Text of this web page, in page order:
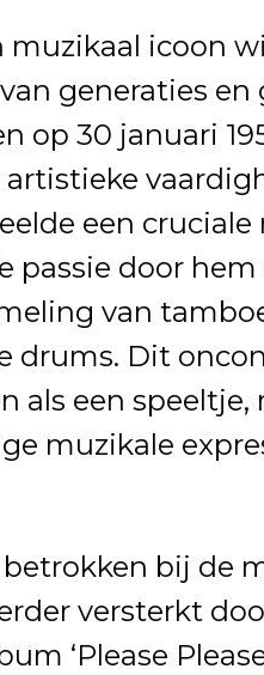
icoon
generaties en
op 30 januari
een cruciale
passie door
van
drums. Dit
als een speeltje,
muzikale
bij de
versterkt
‘Please